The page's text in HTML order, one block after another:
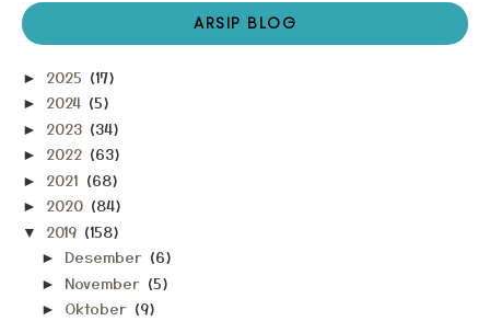
ARSIP BLOG
► 2025 (17)
► 2024 (5)
► 2023 (34)
► 2022 (63)
► 2021 (68)
► 2020 (84)
▼ 2019 (158)
► Desember (6)
► November (5)
► Oktober (9)